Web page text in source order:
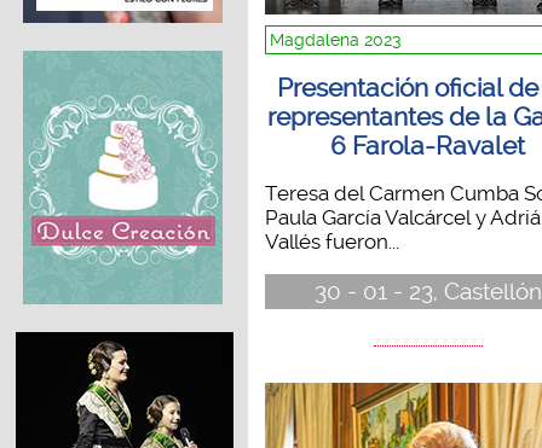
Magdalena 2023
Presentación oficial
representantes de la
6 Farola-Ravalet
Teresa del Carmen Cumba
Paula García Valcárcel y
Vallés fueron...
30 - 01 - 23, Castellón